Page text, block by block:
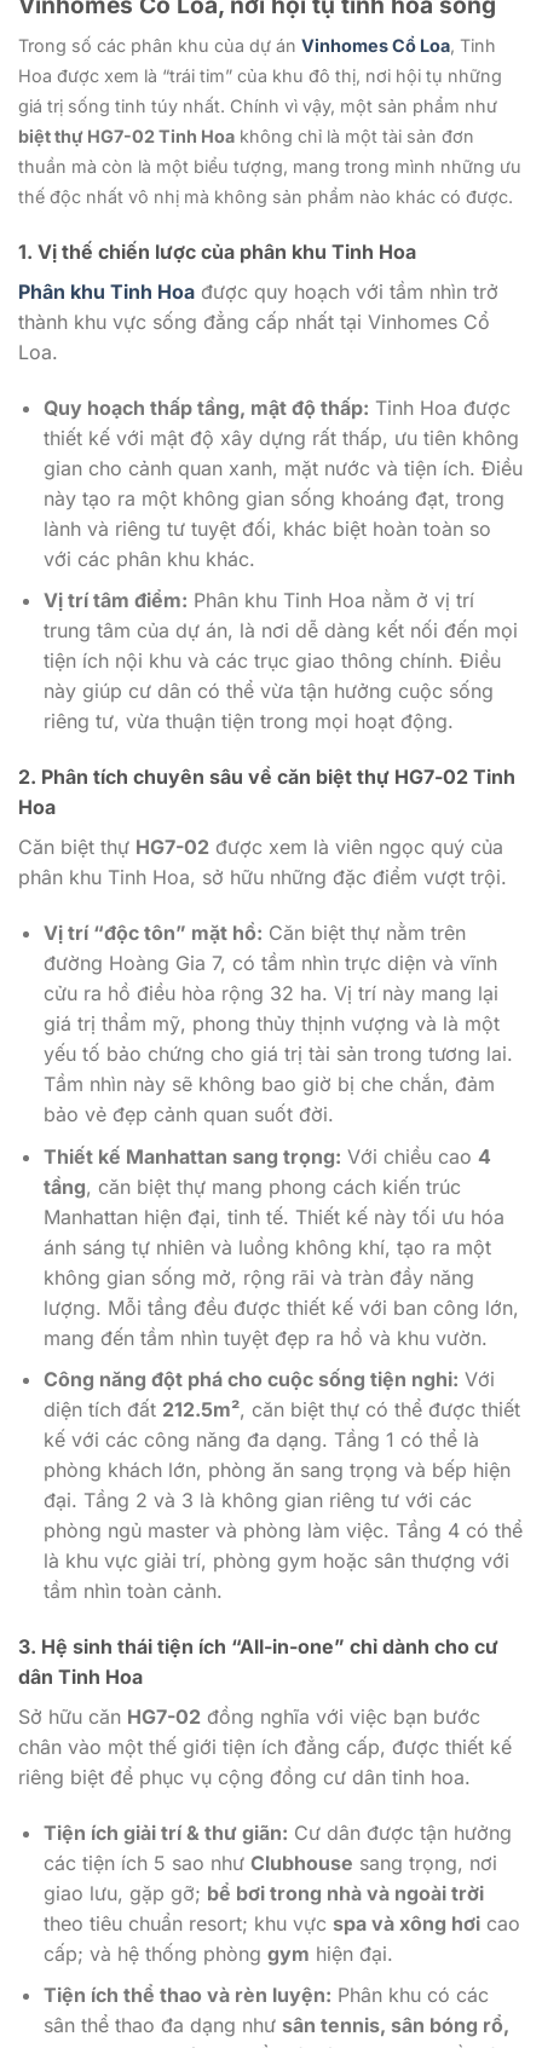
Trong số các phân khu của dự án Vinhomes Cổ Loa, Tinh
Hoa được xem là “trái tim” của khu đô thị, nơi hội tụ những
giá trị sống tinh túy nhất. Chính vì vậy, một sản phẩm như
biệt thự HG7-02 Tinh Hoa không chỉ là một tài sản đơn
thuần mà còn là một biểu tượng, mang trong mình những ưu
thế độc nhất vô nhị mà không sản phẩm nào khác có được.
1. Vị thế chiến lược của phân khu Tinh Hoa
Phân khu Tinh Hoa được quy hoạch với tầm nhìn trở
thành khu vực sống đẳng cấp nhất tại Vinhomes Cổ
Loa.
Quy hoạch thấp tầng, mật độ thấp: Tinh Hoa được
thiết kế với mật độ xây dựng rất thấp, ưu tiên không
gian cho cảnh quan xanh, mặt nước và tiện ích. Điều
này tạo ra một không gian sống khoáng đạt, trong
lành và riêng tư tuyệt đối, khác biệt hoàn toàn so
với các phân khu khác.
Vị trí tâm điểm: Phân khu Tinh Hoa nằm ở vị trí
trung tâm của dự án, là nơi dễ dàng kết nối đến mọi
tiện ích nội khu và các trục giao thông chính. Điều
này giúp cư dân có thể vừa tận hưởng cuộc sống
riêng tư, vừa thuận tiện trong mọi hoạt động.
2. Phân tích chuyên sâu về căn biệt thự HG7-02 Tinh
Hoa
Căn biệt thự HG7-02 được xem là viên ngọc quý của
phân khu Tinh Hoa, sở hữu những đặc điểm vượt trội.
Vị trí “độc tôn” mặt hồ: Căn biệt thự nằm trên
đường Hoàng Gia 7, có tầm nhìn trực diện và vĩnh
cửu ra hồ điều hòa rộng 32 ha. Vị trí này mang lại
giá trị thẩm mỹ, phong thủy thịnh vượng và là một
yếu tố bảo chứng cho giá trị tài sản trong tương lai.
Tầm nhìn này sẽ không bao giờ bị che chắn, đảm
bảo vẻ đẹp cảnh quan suốt đời.
Thiết kế Manhattan sang trọng: Với chiều cao 4
tầng, căn biệt thự mang phong cách kiến trúc
Manhattan hiện đại, tinh tế. Thiết kế này tối ưu hóa
ánh sáng tự nhiên và luồng không khí, tạo ra một
không gian sống mở, rộng rãi và tràn đầy năng
lượng. Mỗi tầng đều được thiết kế với ban công lớn,
mang đến tầm nhìn tuyệt đẹp ra hồ và khu vườn.
Công năng đột phá cho cuộc sống tiện nghi: Với
diện tích đất 212.5m², căn biệt thự có thể được thiết
kế với các công năng đa dạng. Tầng 1 có thể là
phòng khách lớn, phòng ăn sang trọng và bếp hiện
đại. Tầng 2 và 3 là không gian riêng tư với các
phòng ngủ master và phòng làm việc. Tầng 4 có thể
là khu vực giải trí, phòng gym hoặc sân thượng với
tầm nhìn toàn cảnh.
3. Hệ sinh thái tiện ích “All-in-one” chỉ dành cho cư
dân Tinh Hoa
Sở hữu căn HG7-02 đồng nghĩa với việc bạn bước
chân vào một thế giới tiện ích đẳng cấp, được thiết kế
riêng biệt để phục vụ cộng đồng cư dân tinh hoa.
Tiện ích giải trí & thư giãn: Cư dân được tận hưởng
các tiện ích 5 sao như Clubhouse sang trọng, nơi
giao lưu, gặp gỡ; bể bơi trong nhà và ngoài trời
theo tiêu chuẩn resort; khu vực spa và xông hơicao
cấp; và hệ thống phòng gym hiện đại.
Tiện ích thể thao và rèn luyện: Phân khu có các
sân thể thao đa dạng như sân tennis, sân bóng rổ,